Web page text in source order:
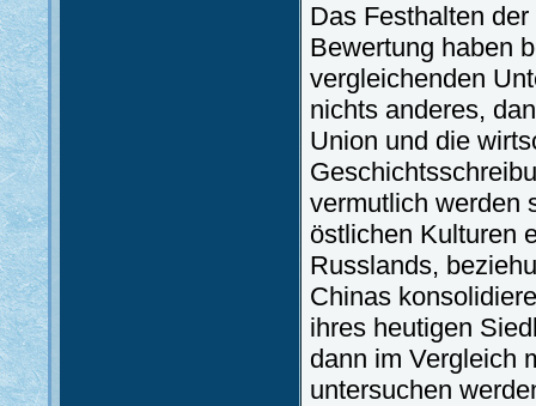
Das Festhalten
Bewertung haben
vergleichenden
nichts anderes,
Union und die
vermutlich werden
östlichen Kulturen
Russlands,
Chinas
ihres heutigen
dann im Vergleich
untersuchen